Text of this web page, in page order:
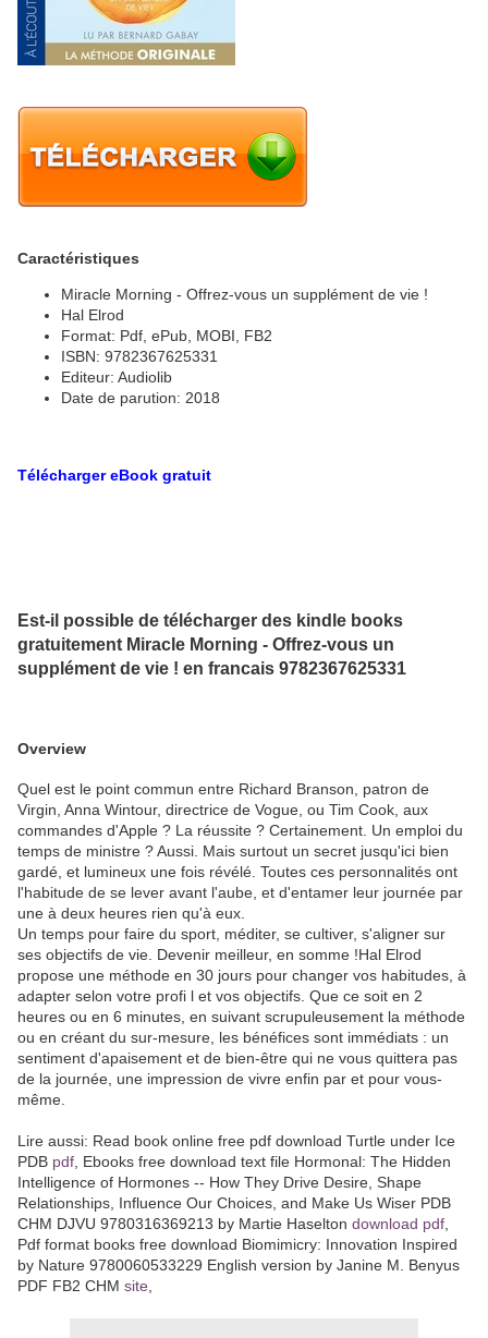
Caractéristiques
Miracle Morning - Offrez-vous un supplément de vie !
Hal Elrod
Format: Pdf, ePub, MOBI, FB2
ISBN: 9782367625331
Editeur: Audiolib
Date de parution: 2018
Télécharger eBook gratuit
Est-il possible de télécharger des kindle books
gratuitement Miracle Morning - Offrez-vous un
supplément de vie ! en francais 9782367625331
Overview
Quel est le point commun entre Richard Branson, patron de
Virgin, Anna Wintour, directrice de Vogue, ou Tim Cook, aux
commandes d'Apple ? La réussite ? Certainement. Un emploi du
temps de ministre ? Aussi. Mais surtout un secret jusqu'ici bien
gardé, et lumineux une fois révélé. Toutes ces personnalités ont
l'habitude de se lever avant l'aube, et d'entamer leur journée par
une à deux heures rien qu'à eux.
Un temps pour faire du sport, méditer, se cultiver, s'aligner sur
ses objectifs de vie. Devenir meilleur, en somme !Hal Elrod
propose une méthode en 30 jours pour changer vos habitudes, à
adapter selon votre profi l et vos objectifs. Que ce soit en 2
heures ou en 6 minutes, en suivant scrupuleusement la méthode
ou en créant du sur-mesure, les bénéfices sont immédiats : un
sentiment d'apaisement et de bien-être qui ne vous quittera pas
de la journée, une impression de vivre enfin par et pour vous-
même.
Lire aussi: Read book online free pdf download Turtle under Ice
PDB pdf , Ebooks free download text file Hormonal: The Hidden
Intelligence of Hormones -- How They Drive Desire, Shape
Relationships, Influence Our Choices, and Make Us Wiser PDB
CHM DJVU 9780316369213 by Martie Haselton download pdf
Pdf format books free download Biomimicry: Innovation Inspired
by Nature 9780060533229 English version by Janine M. Benyus
PDF FB2 CHM site